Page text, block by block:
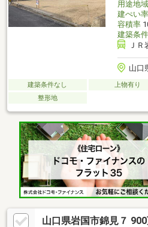
用途地域
建ぺい率
容積率
建築条件
Ｊ
山口
建築条件なし 上物有り
整形地
山口県岩国市錦見７ 900